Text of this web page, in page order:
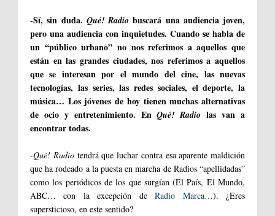
-Sí, sin duda. Qué! Radio buscará una audiencia joven,
pero una audiencia con inquietudes. Cuando se habla de
un “público urbano” no nos referimos a aquellos que
están en las grandes ciudades, nos referimos a aquellos
que se interesan por el mundo del cine, las nuevas
tecnologías, las series, las redes sociales, el deporte, la
música… Los jóvenes de hoy tienen muchas alternativas
de ocio y entretenimiento. EnQué! Radio las van a
encontrar todas.
-Qué! Radiotendrá que luchar contra esa aparente maldición
que ha rodeado a la puesta en marcha de Radios “apellidadas”
como los periódicos de los que surgían (El País, El Mundo,
ABC… con la excepción deRadio Marca…). ¿Eres
supersticioso, en este sentido?